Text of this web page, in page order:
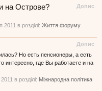
Допис
на Острове?
2011 в розділі: Життя форуму
Допис
Но есть пенсионеры, а есть
интересно, где Вы работаете и на
в розділі: Міжнародна політика